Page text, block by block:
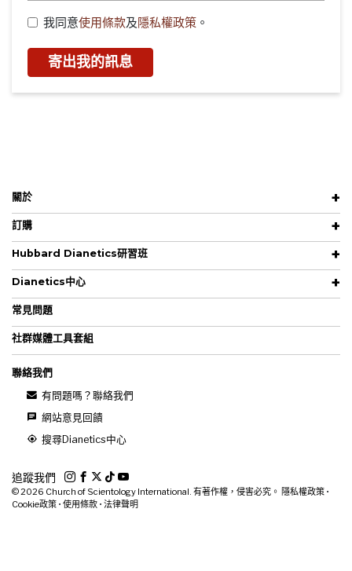
我同意使用條款及隱私權政策 。
寄出我的訊息
關於
訂購
Hubbard Dianetics研習班
Dianetics中心
常見問題
社群媒體工具套組
聯絡我們
有問題嗎？聯絡我們
網站意見回饋
搜尋Dianetics中心
追蹤我們
© 2026 Church of Scientology International. 有著作權，侵害必究。 隱私權政策 •
Cookie政策 • 使用條款 • 法律聲明